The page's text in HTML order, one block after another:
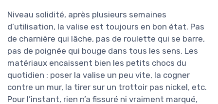
Niveau solidité, après plusieurs semaines
d’utilisation, la valise est toujours en bon état. Pas
de charnière qui lâche, pas de roulette qui se barre,
pas de poignée qui bouge dans tous les sens. Les
matériaux encaissent bien les petits chocs du
quotidien : poser la valise un peu vite, la cogner
contre un mur, la tirer sur un trottoir pas nickel, etc.
Pour l’instant, rien n’a fissuré ni vraiment marqué,